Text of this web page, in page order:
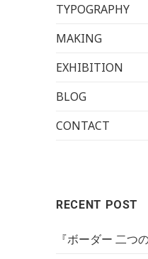
TYPOGRAPHY
MAKING
EXHIBITION
BLOG
CONTACT
RECENT POST
『ボーダー 二つ